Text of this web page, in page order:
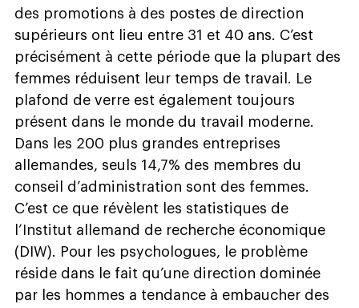
des promotions à des postes de direction
supérieurs ont lieu entre 31 et 40 ans. C’est
précisément à cette période que la plupart des
femmes réduisent leur temps de travail. Le
plafond de verre est également toujours
présent dans le monde du travail moderne.
Dans les 200 plus grandes entreprises
allemandes, seuls 14,7% des membres du
conseil d’administration sont des femmes.
C’est ce que révèlent les statistiques de
l’Institut allemand de recherche économique
(DIW). Pour les psychologues, le problème
réside dans le fait qu’une direction dominée
par les hommes a tendance à embaucher des